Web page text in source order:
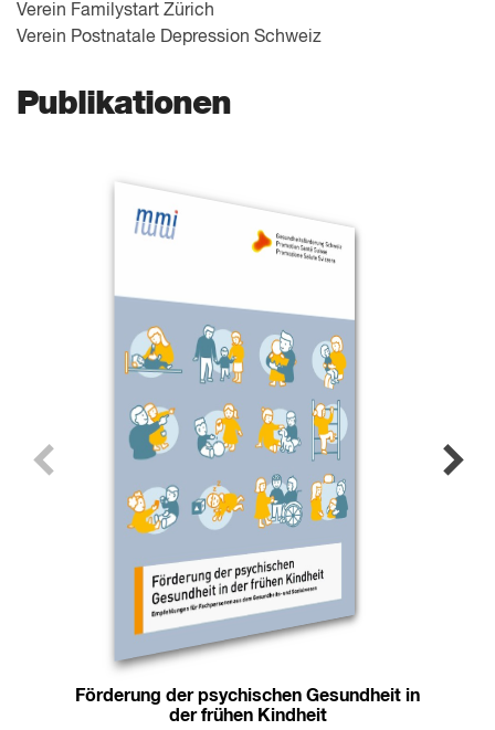
Verein Familystart Zürich
Verein Postnatale Depression Schweiz
Publikationen
Förderung der psychischen Gesundheit in
der frühen Kindheit